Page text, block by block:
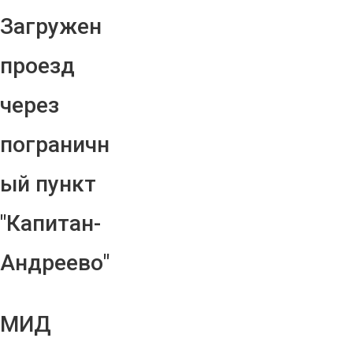
Загружен
проезд
через
пограничн
ый пункт
"Капитан-
Андреево"
МИД